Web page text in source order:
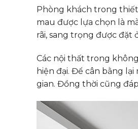
Phòng khách trong
mau được lựa chọn là
rãi, sang trọng được đặt
Các nội thất trong
hiện đại. Để cân bằng
gian. Đồng thời cũng